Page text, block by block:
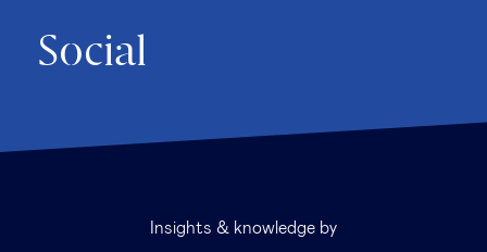
Social
Insights & knowledge by